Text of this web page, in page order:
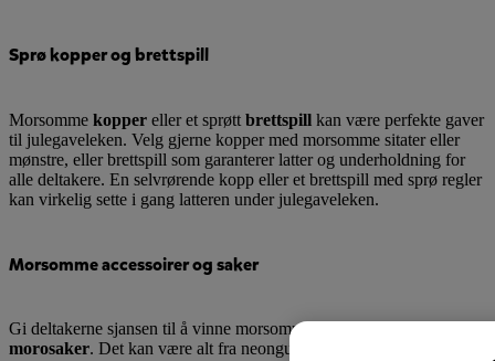
Sprø kopper og brettspill
Morsomme kopper eller et sprøtt brettspill kan være perfekte gaver
til julegaveleken. Velg gjerne kopper med morsomme sitater eller
mønstre, eller brettspill som garanterer latter og underholdning for
alle deltakere. En selvrørende kopp eller et brettspill med sprø regler
kan virkelig sette i gang latteren under julegaveleken.
Morsomme accessoirer og saker
Gi deltakerne sjansen til å vinne morsomme og rare accessoirer og
morosaker. Det kan være alt fra neongule sokker og leppepomade